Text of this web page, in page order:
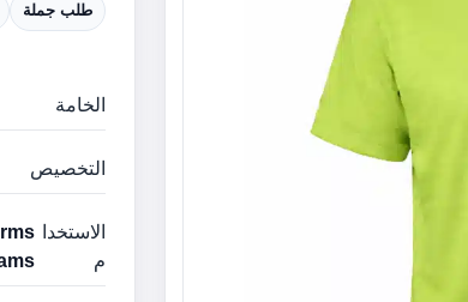
طلب جملة
الخامة
التخصيص
الاستخدا
م